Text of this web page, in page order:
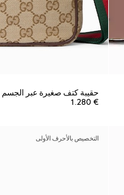
حقيبة كتف صغيرة عبر الجسم Gucci Tag
€ 1.280
التخصيص بالأحرف الأولى